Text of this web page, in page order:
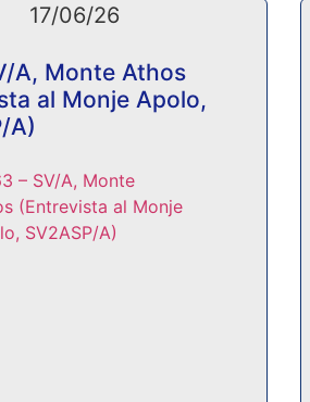
17/06/26
A, Monte Athos
al Monje Apolo,
A)